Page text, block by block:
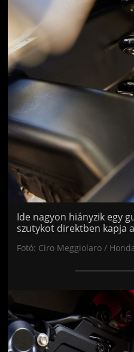
Ide nagyon hiányzik egy
szutykot direktben kapja
Fotó: Ciro Meggiolaro /
Jön